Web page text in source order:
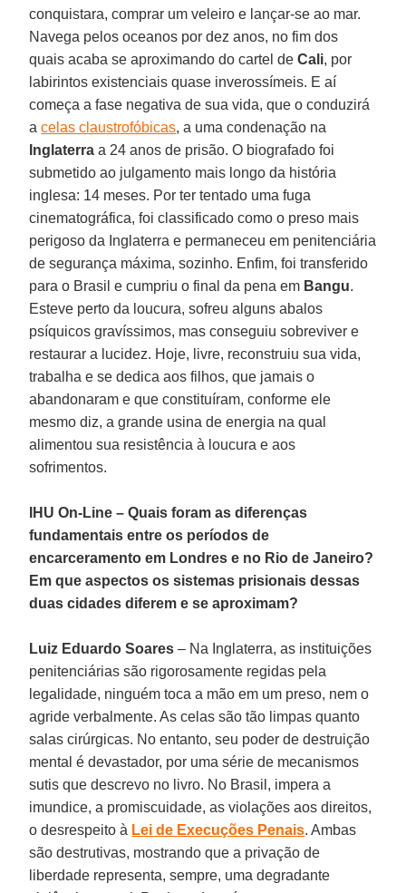
conquistara, comprar um veleiro e lançar-se ao mar.
Navega pelos oceanos por dez anos, no fim dos
quais acaba se aproximando do cartel deCali, por
labirintos existenciais quase inverossímeis. E aí
começa a fase negativa de sua vida, que o conduzirá
acelas claustrofóbicas, a uma condenação na
Inglaterraa 24 anos de prisão. O biografado foi
submetido ao julgamento mais longo da história
inglesa: 14 meses. Por ter tentado uma fuga
cinematográfica, foi classificado como o preso mais
perigoso da Inglaterra e permaneceu em penitenciária
de segurança máxima, sozinho. Enfim, foi transferido
para o Brasil e cumpriu o final da pena em Bangu.
Esteve perto da loucura, sofreu alguns abalos
psíquicos gravíssimos, mas conseguiu sobreviver e
restaurar a lucidez. Hoje, livre, reconstruiu sua vida,
trabalha e se dedica aos filhos, que jamais o
abandonaram e que constituíram, conforme ele
mesmo diz, a grande usina de energia na qual
alimentou sua resistência à loucura e aos
sofrimentos.
IHU On-Line – Quais foram as diferenças
fundamentais entre os períodos de
encarceramento em Londres e no Rio de Janeiro?
Em que aspectos os sistemas prisionais dessas
duas cidades diferem e se aproximam?
Luiz Eduardo Soares – Na Inglaterra, as instituições
penitenciárias são rigorosamente regidas pela
legalidade, ninguém toca a mão em um preso, nem o
agride verbalmente. As celas são tão limpas quanto
salas cirúrgicas. No entanto, seu poder de destruição
mental é devastador, por uma série de mecanismos
sutis que descrevo no livro. No Brasil, impera a
imundice, a promiscuidade, as violações aos direitos,
o desrespeito à Lei de Execuções Penais. Ambas
são destrutivas, mostrando que a privação de
liberdade representa, sempre, uma degradante